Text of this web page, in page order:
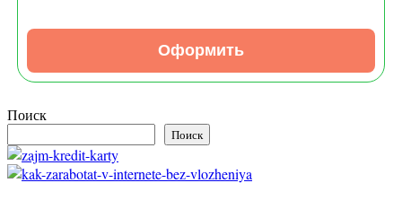
Оформить
Поиск
Поиск